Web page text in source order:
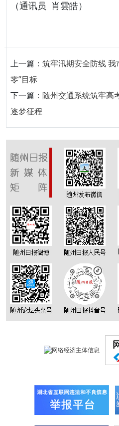
（通讯员 肖雲皓）
上一篇： 筑牢汛期安全防线 我
零”目标
下一篇： 随州交通系统筑牢高
逐梦征程